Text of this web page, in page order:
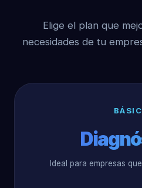
Elige el plan que
necesidades de tu
Ideal para empresas